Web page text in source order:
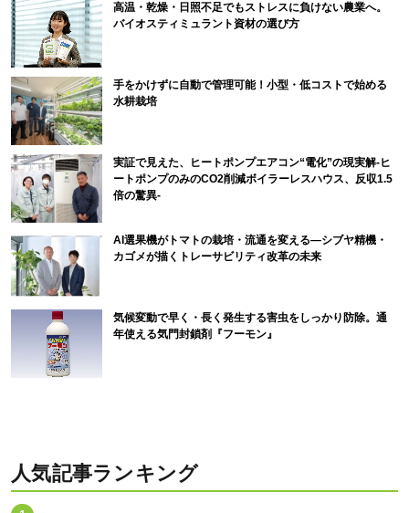
高温・乾燥・日照不足でもストレスに負けない農業へ。
バイオスティミュラント資材の選び方
手をかけずに自動で管理可能！小型・低コストで始める
水耕栽培
実証で見えた、ヒートポンプエアコン“電化”の現実解-ヒ
ートポンプのみのCO2削減ボイラーレスハウス、反収1.5
倍の驚異-
AI選果機がトマトの栽培・流通を変える―シブヤ精機・
カゴメが描くトレーサビリティ改革の未来
気候変動で早く・長く発生する害虫をしっかり防除。通
年使える気門封鎖剤『フーモン』
人気記事ランキング